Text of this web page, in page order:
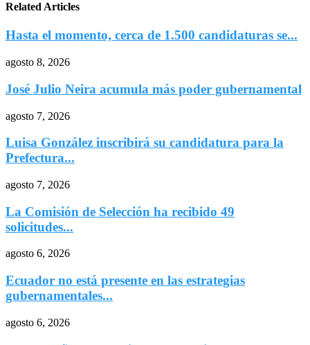
Related Articles
Hasta el momento, cerca de 1.500 candidaturas se...
agosto 8, 2026
José Julio Neira acumula más poder gubernamental
agosto 7, 2026
Luisa González inscribirá su candidatura para la
Prefectura...
agosto 7, 2026
La Comisión de Selección ha recibido 49
solicitudes...
agosto 6, 2026
Ecuador no está presente en las estrategias
gubernamentales...
agosto 6, 2026